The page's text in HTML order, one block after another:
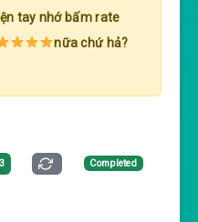
tay nhớ bấm rate
nữa chứ hả?
Completed